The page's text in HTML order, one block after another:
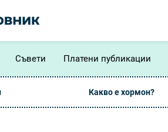
Съвети Платени публикации
Какво е хормон?